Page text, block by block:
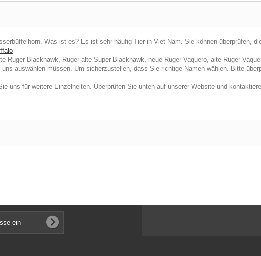
Was ist es? Es ist sehr häufig Tier in Viet Nam. Sie können überprüfen,
Ruger Blackhawk, Ruger alte Super Blackhawk, neue Ruger Vaquero, alte Ruger
auswählen müssen. Um sicherzustellen, dass Sie richtige Namen wählen. Bitte
uns für weitere Einzelheiten. Überprüfen Sie unten auf unserer Website und